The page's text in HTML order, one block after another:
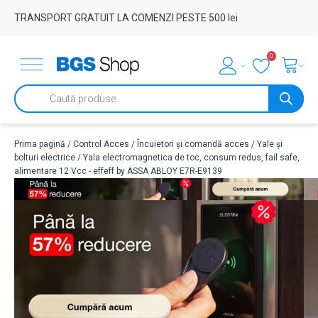
TRANSPORT GRATUIT LA COMENZI PESTE 500 lei
0
Products
search
Prima pagină / Control Acces / Încuietori și comandă acces / Yale și
bolturi electrice / Yala electromagnetica de toc, consum redus, fail safe,
alimentare 12 Vcc - effeff by ASSA ABLOY E7R-E9139